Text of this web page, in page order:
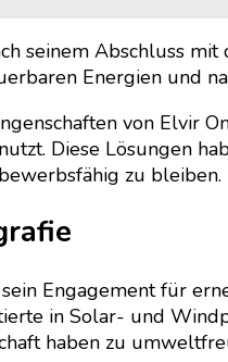
seinem Abschluss
Energien und
von Elvir
Diese Lösungen
zu bleiben.
Engagement für
in Solar- und
haben zu